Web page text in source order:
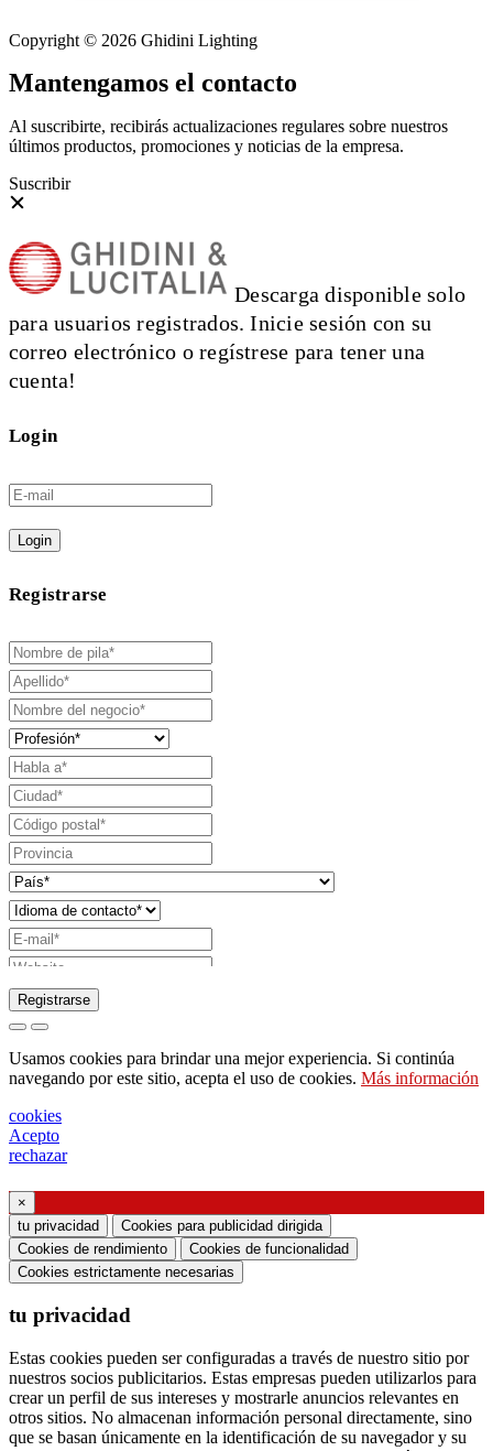
Copyright © 2026 Ghidini Lighting
Mantengamos el contacto
Al suscribirte, recibirás actualizaciones regulares sobre nuestros
últimos productos, promociones y noticias de la empresa.
Suscribir
Descarga disponible solo
para usuarios registrados. Inicie sesión con su
correo electrónico o regístrese para tener una
cuenta!
Login
Login
Registrarse
Solicitud de envío de catálogo
Solicite ser contactado por su representante de
ventas
Solicitud de soporte o diseño de iluminación
Solicitud de seminario web o formación sobre
productos Ghidini & Lucitalia
Manifestación de consentimiento (artículo 7 del
Reglamento de la UE n. ° 2016/679)
Declaro haber leído la información sobre el
tratamiento de datos personales y acepto el
tratamiento de mis datos personales.
Doy mi consentimiento para el procesamiento de
mis datos personales para recibir comunicaciones
Registrarse
Usamos cookies para brindar una mejor experiencia. Si continúa
navegando por este sitio, acepta el uso de cookies. Más información
cookies
Acepto
rechazar
×
tu privacidad
Cookies para publicidad dirigida
Cookies de rendimiento
Cookies de funcionalidad
Cookies estrictamente necesarias
tu privacidad
Estas cookies pueden ser configuradas a través de nuestro sitio por
nuestros socios publicitarios. Estas empresas pueden utilizarlos para
crear un perfil de sus intereses y mostrarle anuncios relevantes en
otros sitios. No almacenan información personal directamente, sino
que se basan únicamente en la identificación de su navegador y su